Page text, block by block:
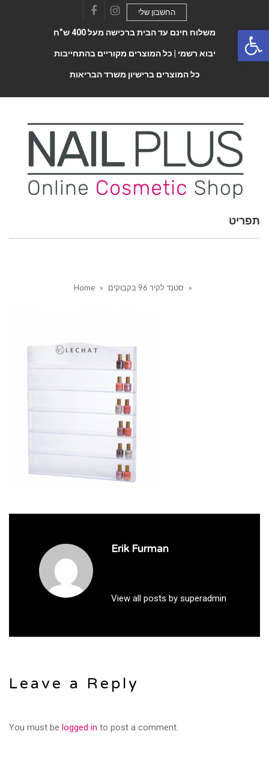
FacebookInstagram
החשבון שלי
משלוח חינם עד הבית ברכישה מעל 400 ש”ח
יבוא רשמי | כל המוצרים מקוריים בהתחייבות
כל המוצרים ברישיון משרד הבריאות
Toggle
תפריט
Home » סטנד לקיר 96 בקבוקים »
Erik Furman
View all posts by superadmin
Leave a Reply
You must be logged in to post a comment.